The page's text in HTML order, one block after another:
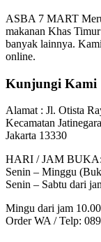
ASBA 7 MART
makanan Khas
banyak lainnya.
online.
Kunjungi Kami
Alamat : Jl. Otista
Kecamatan
Jakarta 13330
HARI / JAM BUKA:
Senin – Minggu
Senin – Sabtu dari
Mingu dari jam
Order WA / Telp: